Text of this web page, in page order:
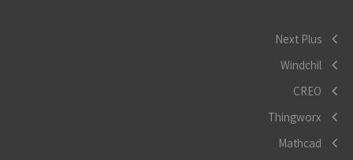
Next Plus
Windchil
CREO
Thingworx
Mathcad